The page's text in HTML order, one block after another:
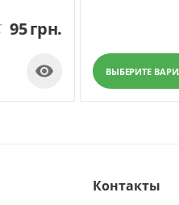
95грн.
 ВЫБЕРИТЕ
Контакты